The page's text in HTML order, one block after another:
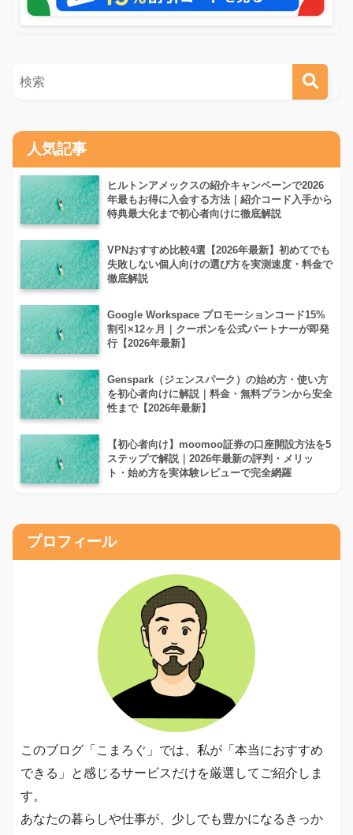
人気記事
ヒルトンアメックスの紹介キャンペーンで2026
年最もお得に入会する方法｜紹介コード入手から
特典最大化まで初心者向けに徹底解説
VPNおすすめ比較4選【2026年最新】初めてでも
失敗しない個人向けの選び方を実測速度・料金で
徹底解説
Google Workspace プロモーションコード15%
割引×12ヶ月｜クーポンを公式パートナーが即発
行【2026年最新】
Genspark（ジェンスパーク）の始め方・使い方
を初心者向けに解説｜料金・無料プランから安全
性まで【2026年最新】
【初心者向け】moomoo証券の口座開設方法を5
ステップで解説｜2026年最新の評判・メリッ
ト・始め方を実体験レビューで完全網羅
プロフィール
このブログ「こまろぐ」では、私が「本当におすすめ
できる」と感じるサービスだけを厳選してご紹介しま
す。
あなたの暮らしや仕事が、少しでも豊かになるきっか